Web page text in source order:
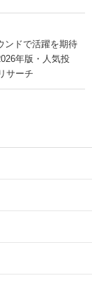
ンドで活躍を期待
年版・人気投
サーチ